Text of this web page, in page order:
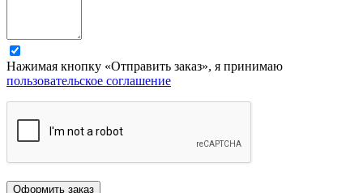
Нажимая кнопку «Отправить заказ», я принимаю
пользовательское соглашение